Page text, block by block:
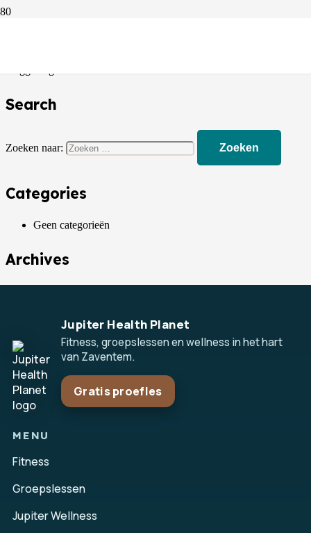
Search
Zoeken naar:
Categories
Geen categorieën
Archives
Jupiter Health Planet
Fitness, groepslessen en wellness in het hart
van Zaventem.
Gratis proefles
MENU
Fitness
Groepslessen
Jupiter Wellness